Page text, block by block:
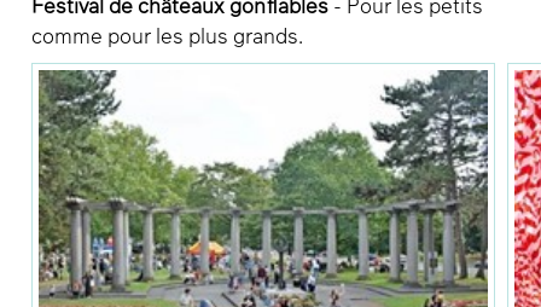
comme pour les plus grands.